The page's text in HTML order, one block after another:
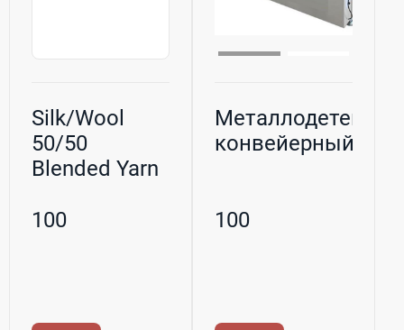
Silk/Wool
50/50
Blended Yarn
100
Металлодетектор
конвейерный
100